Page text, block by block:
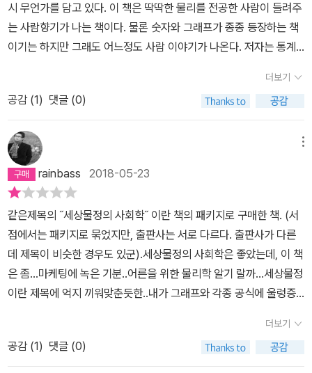
그때는 수학과 자연과학에 흥미를 느껴 푹 빠졌었지만. 대학에 입학
한이후 최근 10여년 간은 문과적 생각에 물들어 있기에 세상을 바라
보는 시각역시 수학이나 과학적 탐구 보다는 언어적으로 먼저 바라보
게 된다. 아니 사회과학의 한 분야를 전공으로 두었기에 한편에서는
논리적으로 바라보기도 하지만.최근에는 소설이나 시 같은 문학, 또
리가 앞선 이성적 사고보다는 감성적 사고가 우선시 되는 것 처럼 느
껴진다. 거기다 고등학생때 부터 과학과는 점차 거리가 멀어 졌기에
'물리학'이란 학문이 '세상물정'이란 말과 어떻게 어울릴 수 있을까 흥
미가 일어 세상물정시리즈 중에서 '물리학'편에 먼저 손이 갔다. 지금
까지도 물리학에 대해서는 모르는게 너무 많다.물리학에도 세부적인
분야가 여러가지로 나뉜다는 것도 책을 읽으면서 알게된 사실이다.저
자는 그 중에서도 '통계물리학'을 전공한 물리학자다. 일반물리학?과
통계물리학이 어떻게 다른지 정확히 이해 하진 못 했지만 기본적으로
물리학이라고 하면 가장 작은 단위의 물질을 찾으면서 세상의 법칙을
상의 규모이상에서 단순해 지는 일반적 특성을 찾아가는 학문 같
다. 그렇기에 물리학을 통한 세상물정의 논의가 가능하다. 세상은 정
말 복잡하다. 나비효과처럼 누군가의 작은 변화가 세상전체에 영향을
시 무언가를 담고 있다. 이 책은 딱딱한 물리를 전공한 사람이 들려주
는 사람향기가 나는 책이다. 물론 숫자와 그래프가 종종 등장하는 책
이기는 하지만 그래도 어느정도 사람 이야기가 나온다. 저자는 통계
다. 책을 읽으면서 그렇지 하며 무릎을 탁 칠 떄도 있고 그냥 입자의
운동을 설명한 것인데 너무 의미를 부여 하는 것은 아닌가? 이런 생
각을 해보기도 한다. 하지만 책을 읽으면서 계속 고개를 끄덕일 수 있
던 것은 질문의 대상이 무엇이던 간에 그것에 대해 고민하고 생각한
흔적이 남아 있기 때문이라 본다. 처음 책을 읽을 때는 각각 주제 마다
그 결론이 무엇인가에 대해 따라가면서 읽었다. 그렇지만 책의 중간
이 넘어가면서 부터는 물리학자인 저자가 주변 다시말해 세상 만사
모든 일에 어떻게 물음표를 만들고 그 물음표를 해결하는 과정이 무
엇인지 보인다. 예전 대학원을 다닐 때 지도교수님이 해준 말이 있다.
박사학위를 받는 다는 것은 이제 스스로 공부를 할 수 있다고 인정해
주는 것이다. 이렇게 말을 하셨다. 그러면서 덧붙인 말은 학위과정을
마치면 그 때부터 스스로 문제를 만들고 그것을 해결할 수 있는 시작
점이라는 뜻이라한다. 어쩌면 우리는 모두 인생을 살아가면서 어느정
도 시간이 지나면 모두 저마다의 인생에 박사학위를 받는 것은 아닐
더보기
공감 (1) 댓글 (0)
rainbass 2018-05-23
같은제목의 ˝세상물정의 사회학˝ 이란 책의 패키지로 구매한 책. (서
점에서는 패키지로 묶었지만, 출판사는 서로 다르다. 출판사가 다른
데 제목이 비슷한 경우도 있군).세상물정의 사회학은 좋았는데, 이 책
은 좀...마케팅에 녹은 기분..어른을 위한 물리학 알기 랄까...세상물정
이란 제목에 억지 끼워맞춘듯한..내가 그래프와 각종 공식에 울렁증
더보기
공감 (1) 댓글 (0)